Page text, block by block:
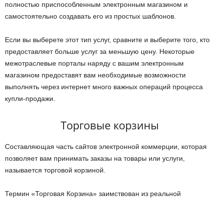
полностью приспособленным электронным магазином и
самостоятельно создавать его из простых шаблонов.
Если вы выберете этот тип услуг, сравните и выберите того, кто
предоставляет больше услуг за меньшую цену. Некоторые
межотраслевые порталы наряду с вашим электронным
магазином предоставят вам необходимые возможности
выполнять через интернет много важных операций процесса
купли-продажи.
Торговые корзины
Составляющая часть сайтов электронной коммерции, которая
позволяет вам принимать заказы на товары или услуги,
называется торговой корзиной.
Термин «Торговая Корзина» заимствован из реальной